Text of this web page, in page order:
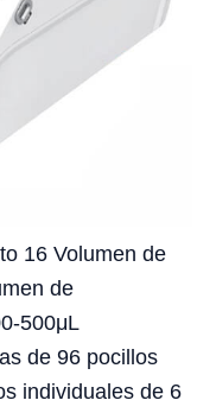
16 Volumen de
de
500μL
de 96 pocillos
individuales de 6